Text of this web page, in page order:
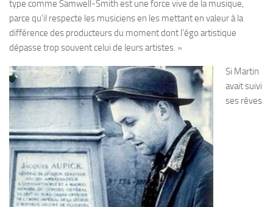
type comme Samwell-Smith est une force vive de la musique,
parce qu’il respecte les musiciens en les mettant en valeur à la
différence des producteurs du moment dont l’égo artistique
dépasse trop souvent celui de leurs artistes. »
Si Martin
avait suivi
ses rêves